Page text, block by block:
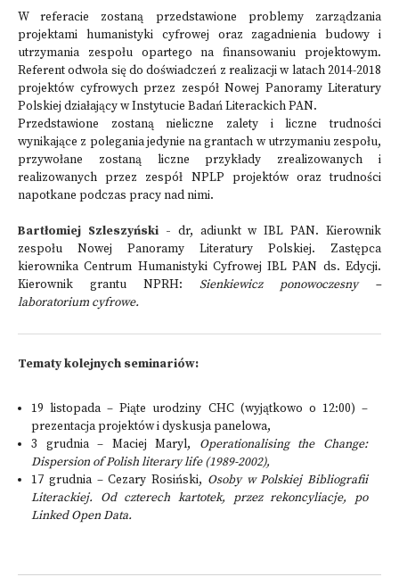
W referacie zostaną przedstawione problemy zarządzania
projektami humanistyki cyfrowej oraz zagadnienia budowy i
utrzymania zespołu opartego na finansowaniu projektowym.
Referent odwoła się do doświadczeń z realizacji w latach 2014-2018
projektów cyfrowych przez zespół Nowej Panoramy Literatury
Polskiej działający w Instytucie Badań Literackich PAN.
Przedstawione zostaną nieliczne zalety i liczne trudności
wynikające z polegania jedynie na grantach w utrzymaniu zespołu,
przywołane zostaną liczne przykłady zrealizowanych i
realizowanych przez zespół NPLP projektów oraz trudności
napotkane podczas pracy nad nimi.
Bartłomiej Szleszyński - dr, adiunkt w IBL PAN. Kierownik
zespołu Nowej Panoramy Literatury Polskiej. Zastępca
kierownika Centrum Humanistyki Cyfrowej IBL PAN ds. Edycji.
Kierownik grantu NPRH: Sienkiewicz ponowoczesny –
laboratorium cyfrowe.
Tematy kolejnych seminariów:
19 listopada – Piąte urodziny CHC (wyjątkowo o 12:00) –
prezentacja projektów i dyskusja panelowa,
3 grudnia – Maciej Maryl, Operationalising the Change:
Dispersion of Polish literary life (1989-2002),
17 grudnia – Cezary Rosiński, Osoby w Polskiej Bibliografii
Literackiej. Od czterech kartotek, przez rekoncyliacje, po
Linked Open Data.